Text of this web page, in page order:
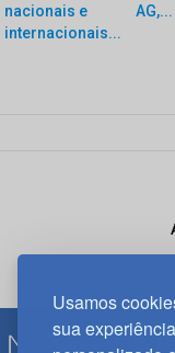
Usamos
sua
nacionais e
internacionais...
AG,...